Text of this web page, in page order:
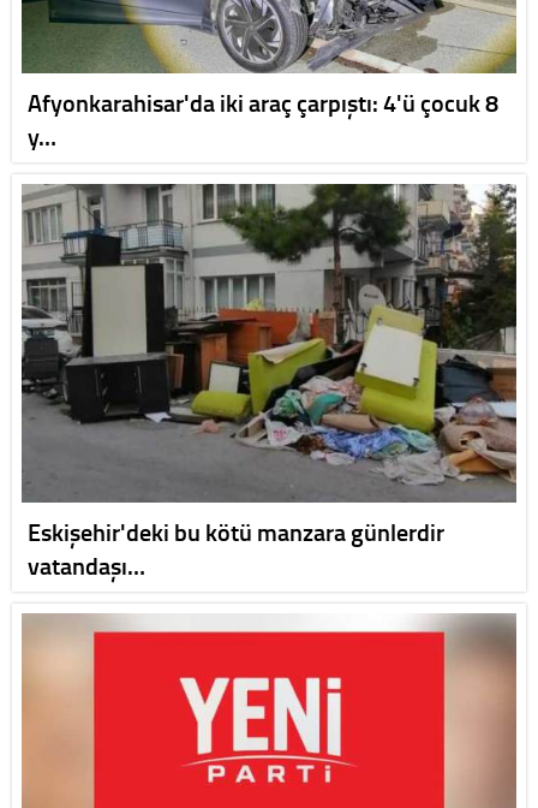
Afyonkarahisar'da iki araç çarpıştı: 4'ü çocuk 8
y…
Eskişehir'deki bu kötü manzara günlerdir
vatandaşı…